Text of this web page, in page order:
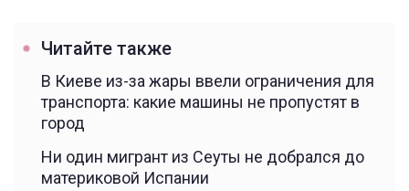
Читайте также
В Киеве из-за жары ввели ограничения для
транспорта: какие машины не пропустят в
город
Ни один мигрант из Сеуты не добрался до
материковой Испании